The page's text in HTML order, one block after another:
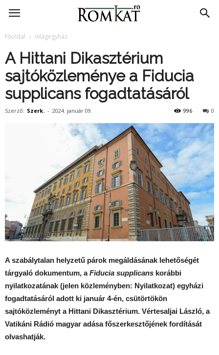
RomKat.ro
Főoldal Világegyház
A Hittani Dikasztérium
sajtóközleménye a Fiducia
supplicans fogadtatásáról
Szerző: Szerk. - 2024. január 09. 0
996
A szabálytalan helyzetű párok megáldásának lehetőségét
tárgyaló dokumentum, aFiducia supplicans korábbi
nyilatkozatának (jelen közleményben: Nyilatkozat) egyházi
fogadtatásáról adott ki január 4-én, csütörtökön
sajtóközleményt a Hittani Dikasztérium. Vértesaljai László, a
Vatikáni Rádió magyar adása főszerkesztőjének fordítását
olvashatják.